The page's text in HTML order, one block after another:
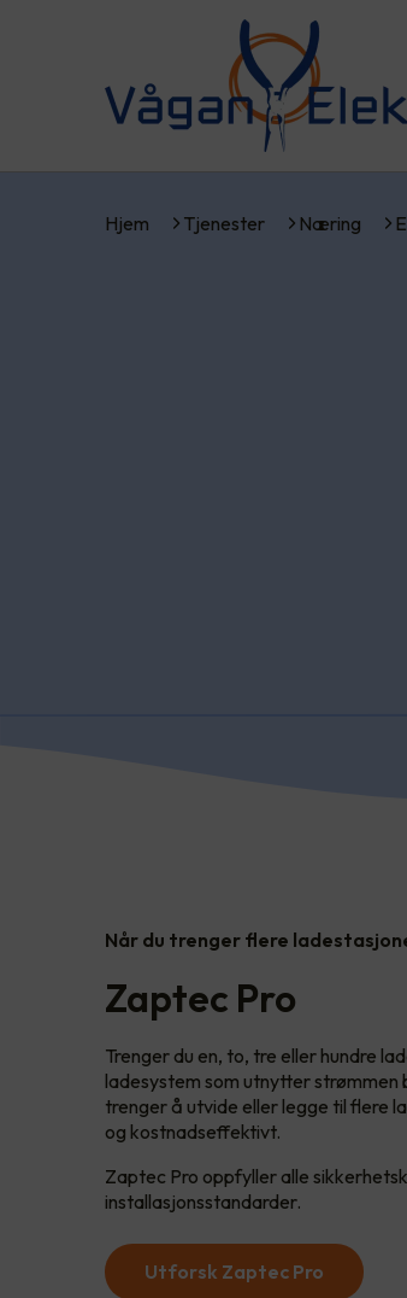
Hjem Tjenester Næring
Når du trenger flere
Zaptec Pro
Trenger du en, to, tre eller hundre
ladesystem som utnytter strømmen
trenger å utvide eller legge til flere
og kostnadseffektivt.
Zaptec Pro oppfyller alle
installasjonsstandarder.
Utforsk Zaptec Pro